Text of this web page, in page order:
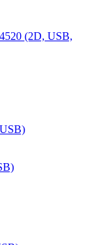
(2D, USB,